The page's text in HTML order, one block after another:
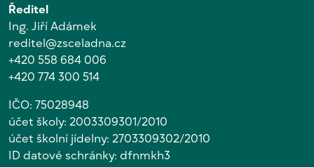
Ředitel
Ing. Jiří Adámek
reditel@zsceladna.cz
+420 558 684 006
+420 774 300 514
IČO: 75028948
účet školy: 2003309301/2010
účet školní jídelny: 2703309302/2010
ID datové schránky: dfnmkh3